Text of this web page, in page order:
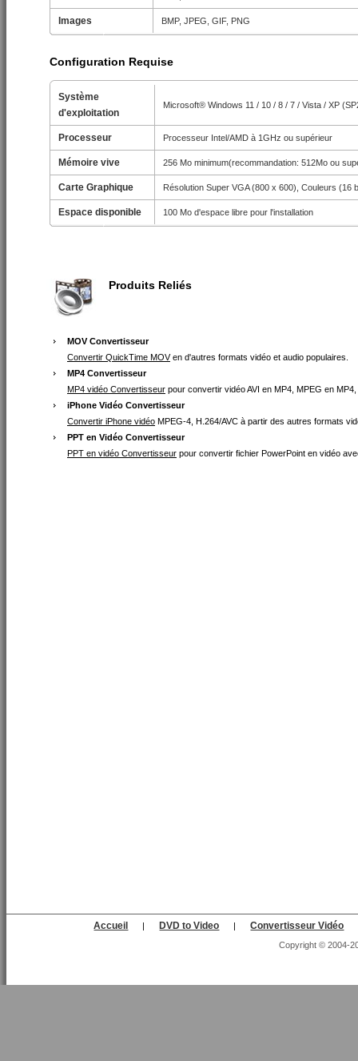
Images BMP, JPEG, GIF, PNG
Configuration Requise
Système
d'exploitation
Microsoft® Windows 11 / 10 / 8 / 7 / Vista / XP
Processeur Processeur Intel/AMD à 1GHz ou supérieur
Mémoire vive 256 Mo minimum(recommandation: 512Mo ou
Carte Graphique Résolution Super VGA (800 x 600), Couleurs (16
Espace disponible 100 Mo d'espace libre pour l'installation
Produits Reliés
MOV Convertisseur
Convertir QuickTime MOVen d'autres formats vidéo et audio populaires.
MP4 Convertisseur
MP4 vidéo Convertisseur pour convertir vidéo AVI en MP4, MPEG en
iPhone Vidéo Convertisseur
Convertir iPhone vidéo MPEG-4, H.264/AVC à partir des autres formats
PPT en Vidéo Convertisseur
PPT en vidéo Convertisseur pour convertir fichier PowerPoint en vidéo
Accueil | DVD to Video | Convertisseur Vidéo
Copyright © 2004-